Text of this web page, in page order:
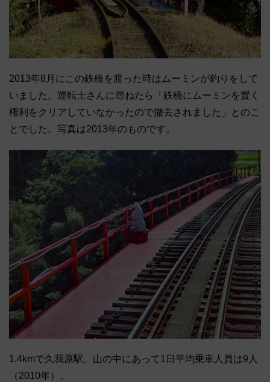
2013年8月にこの鉄橋を渡った時はムーミンが釣りをして
いました。運転士さんに尋ねたら「鉄橋にムーミンを置く
権利をクリアしていなかったので撤去されました」とのこ
とでした。写真は2013年のものです。
1.4kmで久我原駅。山の中にあって1日平均乗車人員は9人
（2010年）。